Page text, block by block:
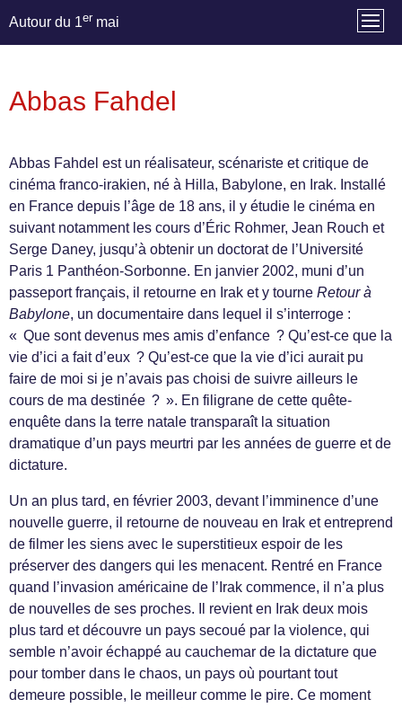
Autour du 1er mai
Abbas Fahdel
Abbas Fahdel est un réalisateur, scénariste et critique de
cinéma franco-irakien, né à Hilla, Babylone, en Irak. Installé
en France depuis l’âge de 18 ans, il y étudie le cinéma en
suivant notamment les cours d’Éric Rohmer, Jean Rouch et
Serge Daney, jusqu’à obtenir un doctorat de l’Université
Paris 1 Panthéon-Sorbonne. En janvier 2002, muni d’un
passeport français, il retourne en Irak et y tourne Retour à
Babylone, un documentaire dans lequel il s’interroge :
« Que sont devenus mes amis d’enfance ? Qu’est-ce que la
vie d’ici a fait d’eux ? Qu’est-ce que la vie d’ici aurait pu
faire de moi si je n’avais pas choisi de suivre ailleurs le
cours de ma destinée ? ». En filigrane de cette quête-
enquête dans la terre natale transparaît la situation
dramatique d’un pays meurtri par les années de guerre et de
dictature.
Un an plus tard, en février 2003, devant l’imminence d’une
nouvelle guerre, il retourne de nouveau en Irak et entreprend
de filmer les siens avec le superstitieux espoir de les
préserver des dangers qui les menacent. Rentré en France
quand l’invasion américaine de l’Irak commence, il n’a plus
de nouvelles de ses proches. Il revient en Irak deux mois
plus tard et découvre un pays secoué par la violence, qui
semble n’avoir échappé au cauchemar de la dictature que
pour tomber dans le chaos, un pays où pourtant tout
demeure possible, le meilleur comme le pire. Ce moment